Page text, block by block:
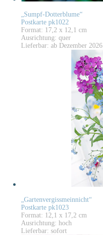
„Sumpf-Dotterblume“
Postkarte pk1022
Format: 17,2 x 12,1 cm
Ausrichtung: quer
Lieferbar: ab Dezember 2026
„Gartenvergissmeinnicht“
Postkarte pk1023
Format: 12,1 x 17,2 cm
Ausrichtung: hoch
Lieferbar: sofort